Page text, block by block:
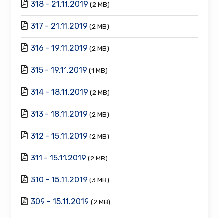
318 - 21.11.2019 (2 MB)
317 - 21.11.2019 (2 MB)
316 - 19.11.2019 (2 MB)
315 - 19.11.2019 (1 MB)
314 - 18.11.2019 (2 MB)
313 - 18.11.2019 (2 MB)
312 - 15.11.2019 (2 MB)
311 - 15.11.2019 (2 MB)
310 - 15.11.2019 (3 MB)
309 - 15.11.2019 (2 MB)